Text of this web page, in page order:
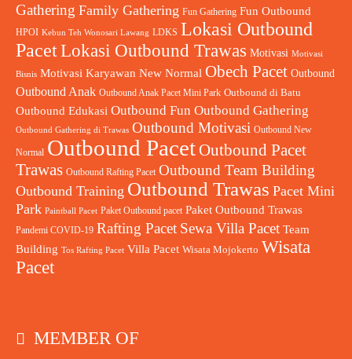
Gathering Family Gathering Fun Gathering Fun Outbound
HPOI Kebun Teh Wonosari Lawang LDKS Lokasi Outbound
PacetLokasi Outbound Trawas Motivasi Motivasi
Bisnis Motivasi Karyawan New Normal Obech Pacet Outbound
Outbound Anak Outbound Anak Pacet Mini Park Outbound di Batu
Outbound Edukasi Outbound Fun Outbound Gathering
Outbound Gathering di Trawas Outbound Motivasi Outbound New
Normal Outbound Pacet Outbound Pacet
Trawas Outbound Rafting Pacet Outbound Team Building
Outbound Training Outbound Trawas Pacet Mini
Park Paintball Pacet Paket Outbound pacet Paket Outbound Trawas
Pandemi COVID-19 Rafting Pacet Sewa Villa Pacet Team
Building Tos Rafting Pacet Villa Pacet Wisata Mojokerto Wisata
Pacet
MEMBER OF